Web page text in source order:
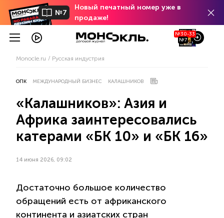
№7
Новый печатный номер уже в
продаже!
№30-33
№7
Monocle.ru Русская индустрия
ОПК МЕЖДУНАРОДНЫЙ БИЗНЕС КАЛАШНИКОВ
«Калашников»: Азия и
Африка заинтересовались
катерами «БК 10» и «БК 16»
14 июня 2026, 09:02
Достаточно большое количество
обращений есть от африканского
континента и азиатских стран